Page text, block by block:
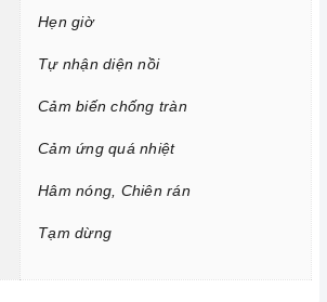
trẻ em:Tránh trường hợp trẻ nghịch
làm thay đổi chương trình nấu gây nguy
giờ nấu:
Người nấu không cần canh thời
quá trình nấu mà món ăn vẫn đảm bảo
được hương vị và thành phần dinh dưỡng
diện nồi nấu:
nhận diện được
hoạt động.
Hẹn giờ
Tự nhận diện nồi
Cảm biến chống tràn
Cảm ứng quá nhiệt
Hâm nóng, Chiên rán
Tạm dừng